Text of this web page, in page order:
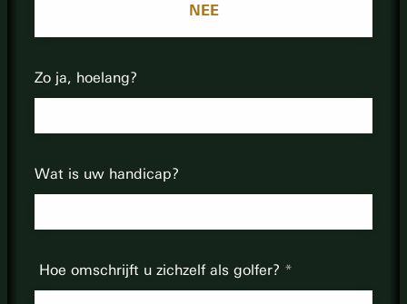
NEE
Zo ja, hoelang?
Wat is uw handicap?
Hoe omschrijft u zichzelf als golfer?